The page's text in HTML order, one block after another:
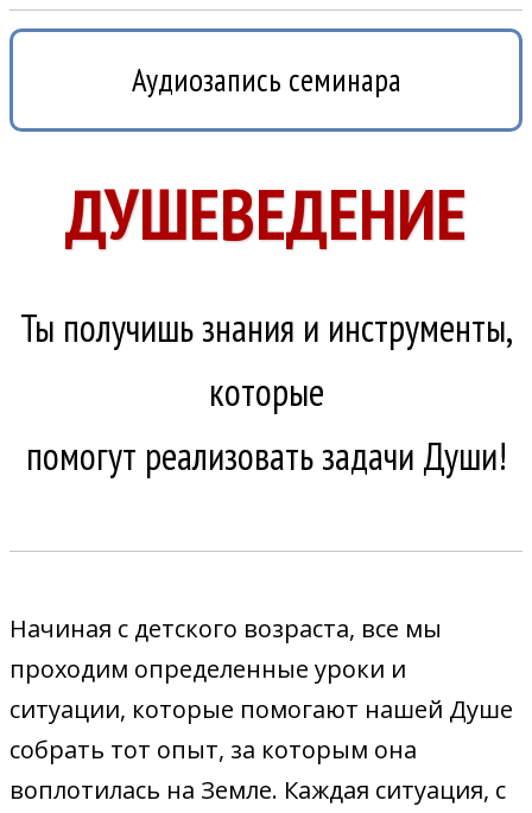
Аудиозапись семинара
ДУШЕВЕДЕНИЕ
Ты получишь знания и инструменты,
которые
помогут реализовать задачи Души!
Начиная с детского возраста, все мы
проходим определенные уроки и
ситуации, которые помогают нашей Душе
собрать тот опыт, за которым она
воплотилась на Земле. Каждая ситуация, с